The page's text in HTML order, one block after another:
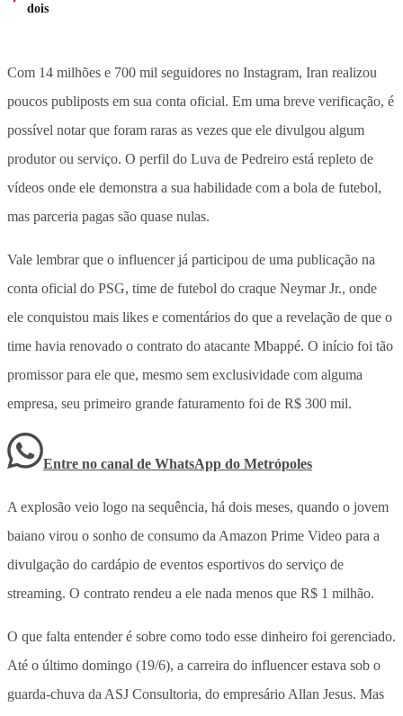
dois
Com 14 milhões e 700 mil seguidores no Instagram, Iran realizou
poucos publiposts em sua conta oficial. Em uma breve verificação, é
possível notar que foram raras as vezes que ele divulgou algum
produtor ou serviço. O perfil do Luva de Pedreiro está repleto de
vídeos onde ele demonstra a sua habilidade com a bola de futebol,
mas parceria pagas são quase nulas.
Vale lembrar que o influencer já participou de uma publicação na
conta oficial do PSG, time de futebol do craque Neymar Jr., onde
ele conquistou mais likes e comentários do que a revelação de que o
time havia renovado o contrato do atacante Mbappé. O início foi tão
promissor para ele que, mesmo sem exclusividade com alguma
empresa, seu primeiro grande faturamento foi de R$ 300 mil.
Entre no canal de WhatsApp do Metrópoles
A explosão veio logo na sequência, há dois meses, quando o jovem
baiano virou o sonho de consumo da Amazon Prime Video para a
divulgação do cardápio de eventos esportivos do serviço de
streaming. O contrato rendeu a ele nada menos que R$ 1 milhão.
O que falta entender é sobre como todo esse dinheiro foi gerenciado.
Até o último domingo (19/6), a carreira do influencer estava sob o
guarda-chuva da ASJ Consultoria, do empresário Allan Jesus. Mas